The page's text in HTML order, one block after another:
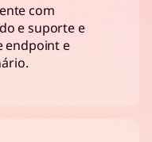
com
e suporte e
endpoint e